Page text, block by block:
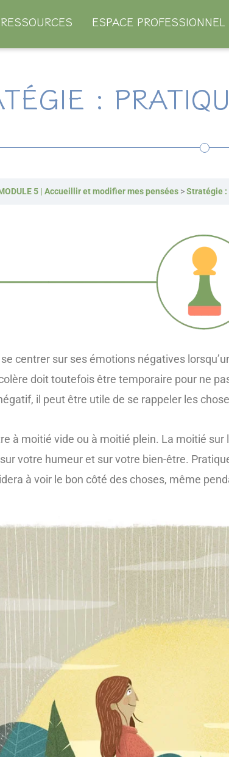
RESSOURCES ESPACE PROFESSIONNEL
:
5 | Accueillir et modifier mes pensées Stratégie
centrer sur ses émotions négatives
doit toutefois être temporaire pour ne
il peut être utile de se rappeler les
à moitié vide ou à moitié plein. La moitié
votre humeur et sur votre bien-être.
à voir le bon côté des choses, même